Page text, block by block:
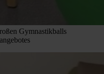
Gymnastikballs